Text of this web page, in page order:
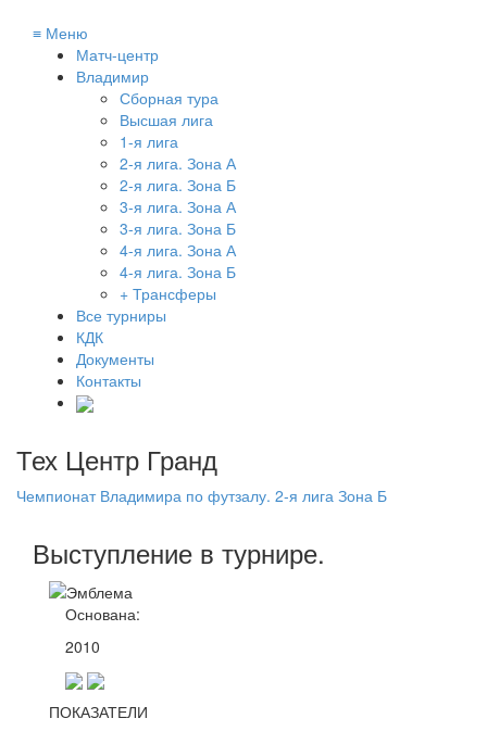
≡ Меню
Матч-центр
Владимир
Сборная тура
Высшая лига
1-я лига
2-я лига. Зона А
2-я лига. Зона Б
3-я лига. Зона А
3-я лига. Зона Б
4-я лига. Зона А
4-я лига. Зона Б
+ Трансферы
Все турниры
КДК
Документы
Контакты
Тех Центр Гранд
Чемпионат Владимира по футзалу. 2-я лига Зона Б
Выступление в турнире.
Основана:
2010
ПОКАЗАТЕЛИ